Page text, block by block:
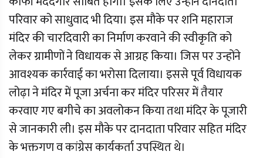
परिवार को साधुवाद भी दिया। इस मौके पर शनि महाराज
मंदिर की चारदिवारी का निर्माण करवाने की स्वीकृति को
लेकर ग्रामीणों ने विधायक से आग्रह किया। जिस पर उन्होंने
आवश्यक कार्रवाई का भरोसा दिलाया। इससे पूर्व विधायक
लोढ़ा ने मंदिर में पूजा अर्चना कर मंदिर परिसर में तैयार
करवाए गए बगीचे का अवलोकन किया तथा मंदिर के पूजारी
से जानकारी ली। इस मौके पर दानदाता परिवार सहित मंदिर
के भक्तगण व कांग्रेस कार्यकर्ता उपस्थित थे।